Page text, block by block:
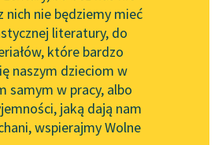
x
API
OAI-PMH
Widget Wolnych Lektur
Przypisy
nich nie będziemy mieć
literatury, do
które bardzo
naszym dzieciom w
samym w pracy, albo
jaką dają nam
wspierajmy Wolne
Czytaj więcej
Tadeusz Dołęga-Mostowicz
Prokurator Alicja
Horn